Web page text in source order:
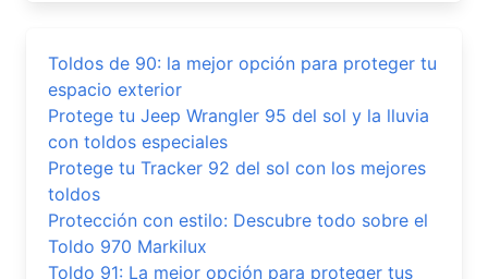
Toldos de 90: la mejor opción para proteger tu
espacio exterior
Protege tu Jeep Wrangler 95 del sol y la lluvia
con toldos especiales
Protege tu Tracker 92 del sol con los mejores
toldos
Protección con estilo: Descubre todo sobre el
Toldo 970 Markilux
Toldo 91: La mejor opción para proteger tus